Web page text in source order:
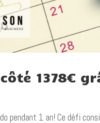
1378€
pendant 1 an! Ce défi